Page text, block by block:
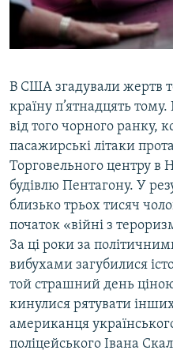
КРИМ РЕАЛІЇ
РУС
КТАТ
ДОЛУЧАЙСЯ!
Усі сайти RFE/RL
В США згадували жертв
країну п’ятнадцять
від того чорного ранку,
пасажирські літаки
Торговельного центру в
будівлю Пентагону. У
близько трьох тисяч
початок «війні з
За ці роки за
вибухами загубилися
той страшний день
кинулися рятувати
американця
поліцейського Івана